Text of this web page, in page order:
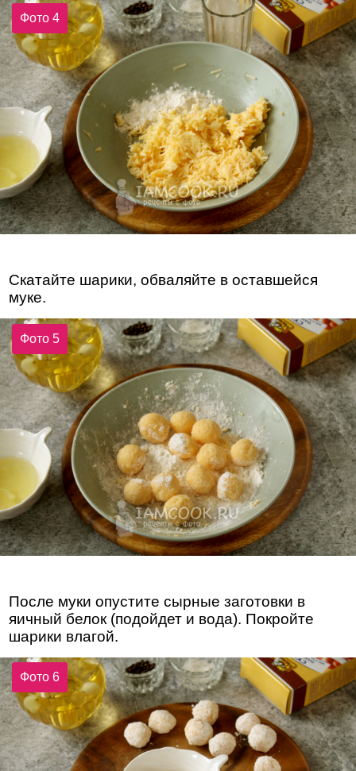
Фото 4
Скатайте шарики, обваляйте в оставшейся
муке.
Фото 5
После муки опустите сырные заготовки в
яичный белок (подойдет и вода). Покройте
шарики влагой.
Фото 6